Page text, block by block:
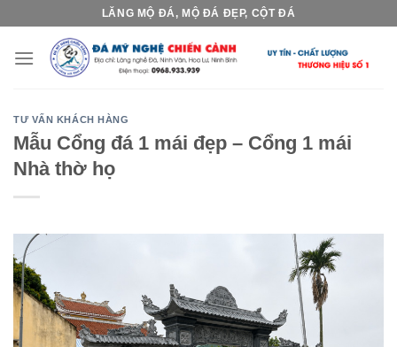
content
LĂNG MỘ ĐÁ, MỘ ĐÁ ĐẸP, CỘT ĐÁ
TƯ VẤN KHÁCH HÀNG
Mẫu Cổng đá 1 mái đẹp – Cổng 1 mái
Nhà thờ họ